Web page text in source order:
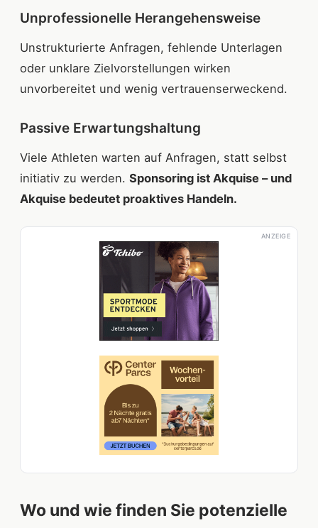
Unprofessionelle Herangehensweise
Unstrukturierte Anfragen, fehlende Unterlagen
oder unklare Zielvorstellungen wirken
unvorbereitet und wenig vertrauenserweckend.
Passive Erwartungshaltung
Viele Athleten warten auf Anfragen, statt selbst
initiativ zu werden. Sponsoring ist Akquise – und
Akquise bedeutet proaktives Handeln.
ANZEIGE
Wo und wie finden Sie potenzielle